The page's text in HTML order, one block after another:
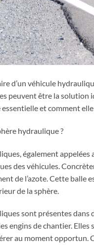
d’un véhicule
peuvent être la solution
essentielle et comment
hydraulique ?
également
des véhicules.
de l’azote. Cette balle
de la sphère.
sont présentes dans
engins de chantier.
au moment opportun.